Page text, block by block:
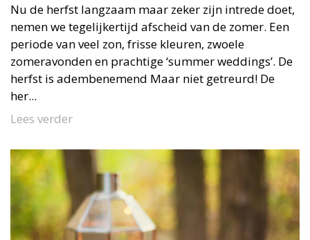
Nu de herfst langzaam maar zeker zijn intrede doet,
nemen we tegelijkertijd afscheid van de zomer. Een
periode van veel zon, frisse kleuren, zwoele
zomeravonden en prachtige ‘summer weddings’. De
herfst is adembenemend Maar niet getreurd! De
her...
Lees verder